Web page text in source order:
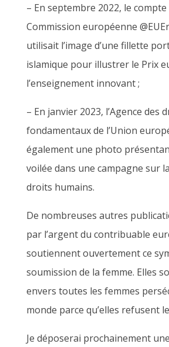
– En septembre 2022, le
Commission européenne
utilisait l’image d’une fillette
islamique pour illustrer le Prix
l’enseignement innovant ;
– En janvier 2023, l’Agence des
fondamentaux de l’Union
également une photo
voilée dans une campagne sur
droits humains.
De nombreuses autres
par l’argent du contribuable
soutiennent ouvertement ce
soumission de la femme. Elles
envers toutes les femmes
monde parce qu’elles refusent
Je déposerai prochainement